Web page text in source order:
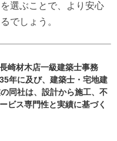
選ぶことで、より安心
でしょう。
崎材木店一級建築士事務
年に及び、建築士・宅地建
同社は、設計から施工、不
ビス専門性と実績に基づく